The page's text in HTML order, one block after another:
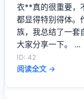
衣**真的很重要，
都显得特别得体。
族，我总结了一套
大家分享一下。 ...
ID: 42
阅读全文 →